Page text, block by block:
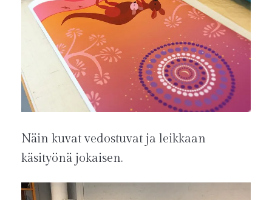
Näin kuvat vedostuvat ja leikkaan
käsityönä jokaisen.